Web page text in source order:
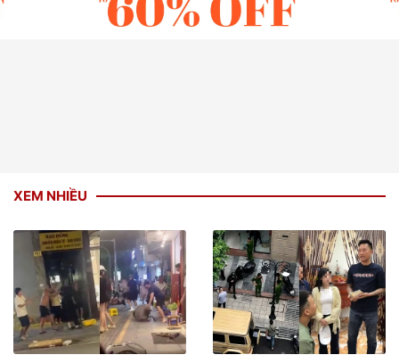
XEM NHIỀU